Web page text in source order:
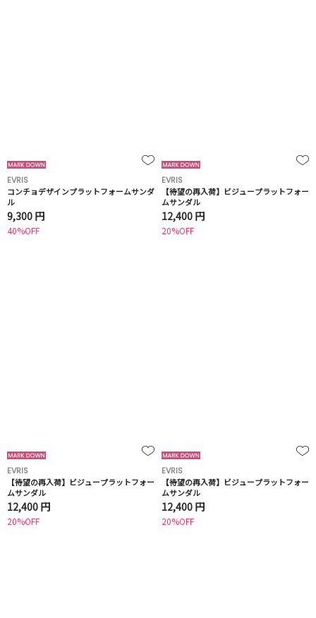
EVRIS
コンチョデザインプラットフォームサンダ
ル
9,300 円
40%OFF
EVRIS
【待望の再入荷】ビジュープラットフォー
ムサンダル
12,400 円
20%OFF
EVRIS
【待望の再入荷】ビジュープラットフォー
ムサンダル
12,400 円
20%OFF
EVRIS
【待望の再入荷】ビジュープラットフォー
ムサンダル
12,400 円
20%OFF